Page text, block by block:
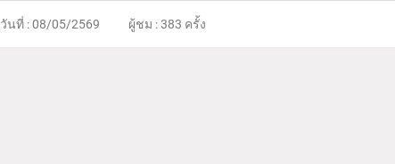
วันที่ : 08/05/2569 ผู้ชม : 383 ครั้ง